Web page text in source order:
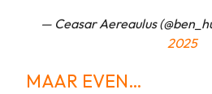
— Ceasar Aereaulus
2025
MAAR EVEN…